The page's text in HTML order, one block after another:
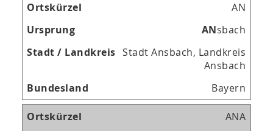
AN
ANsbach
Stadt Ansbach, Landkreis
Ansbach
Bayern
ANA